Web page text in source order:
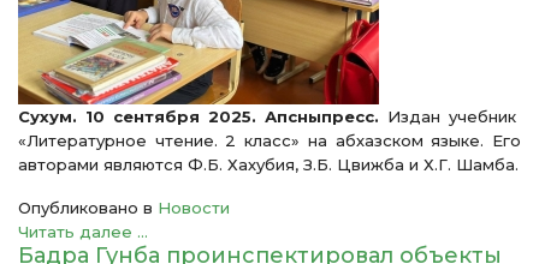
Сухум. 10 сентября 2025. Апсныпресс. Издан учебник
«Литературное чтение. 2 класс» на абхазском языке. Его
авторами являются Ф.Б. Хахубия, З.Б. Цвижба и Х.Г. Шамба.
Опубликовано в Новости
Читать далее ...
Бадра Гунба проинспектировал объекты